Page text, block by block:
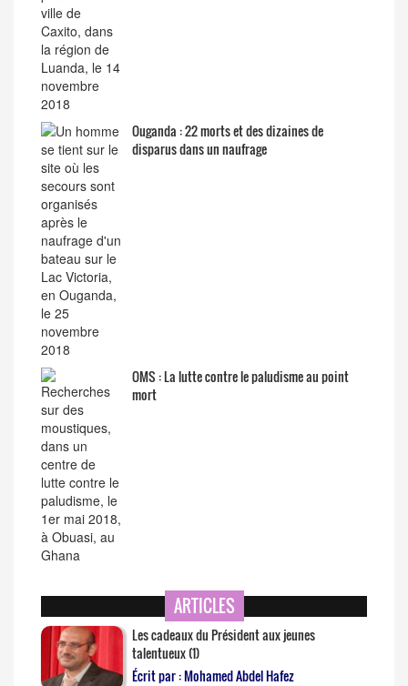
Ouganda : 22 morts et des dizaines de
disparus dans un naufrage
OMS : La lutte contre le paludisme au point
mort
ARTICLES
Les cadeaux du Président aux jeunes
talentueux (1)
Écrit par : Mohamed Abdel Hafez